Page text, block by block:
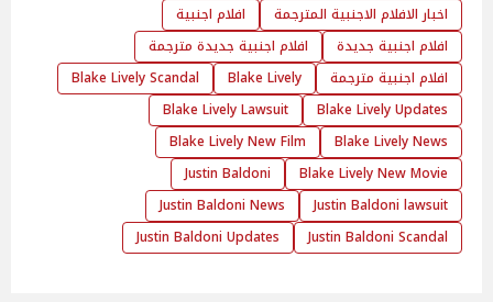
اخبار الافلام الاجنبية المترجمة
افلام اجنبية
افلام اجنبية جديدة
افلام اجنبية جديدة مترجمة
افلام اجنبية مترجمة
Blake Lively
Blake Lively Scandal
Blake Lively Updates
Blake Lively Lawsuit
Blake Lively News
Blake Lively New Film
Blake Lively New Movie
Justin Baldoni
Justin Baldoni lawsuit
Justin Baldoni News
Justin Baldoni Scandal
Justin Baldoni Updates